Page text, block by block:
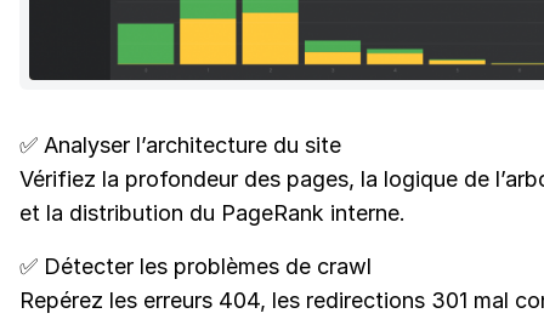
✅ Analyser l’architecture du site
Vérifiez la profondeur des pages, la logique de
et la distribution du PageRank interne.
✅ Détecter les problèmes de crawl
Repérez les erreurs 404, les redirections 301 mal